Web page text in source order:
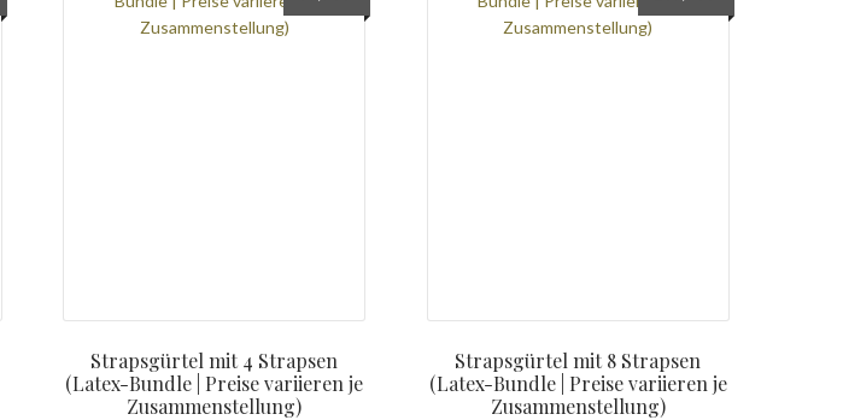
Strapsgürtel mit 4 Strapsen
(Latex-Bundle | Preise variieren je
Zusammenstellung)
Strapsgürtel mit 8 Strapsen
(Latex-Bundle | Preise variieren je
Zusammenstellung)